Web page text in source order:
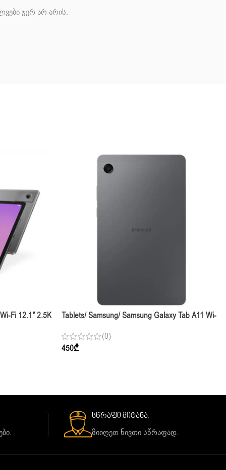
ჯერ არ არის.
Fi 12.1″ 2.5K
Tablets/ Samsung/ Samsung Galaxy Tab A11 Wi-
(0)
450₾
სწრაფი მიტანა.
მიიღეთ ნივთი სწრაფად.